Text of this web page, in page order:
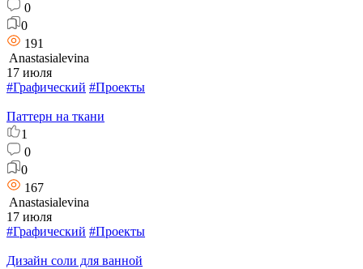
0
0
191
Anastasialevina
17 июля
#Графический #Проекты
Паттерн на ткани
1
0
0
167
Anastasialevina
17 июля
#Графический #Проекты
Дизайн соли для ванной